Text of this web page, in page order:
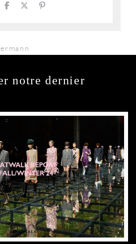
notre dernier